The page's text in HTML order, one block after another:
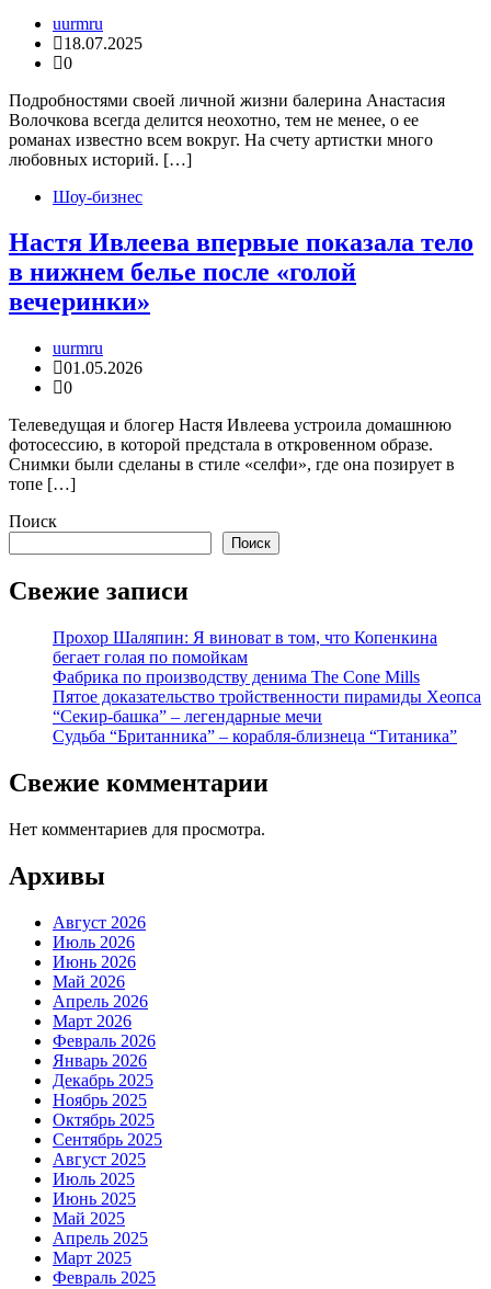
uurmru
18.07.2025
0
Подробностями своей личной жизни балерина Анастасия
Волочкова всегда делится неохотно, тем не менее, о ее
романах известно всем вокруг. На счету артистки много
любовных историй. […]
Шоу-бизнес
Настя Ивлеева впервые показала тело
в нижнем белье после «голой
вечеринки»
uurmru
01.05.2026
0
Телеведущая и блогер Настя Ивлеева устроила домашнюю
фотосессию, в которой предстала в откровенном образе.
Снимки были сделаны в стиле «селфи», где она позирует в
топе […]
Поиск
Поиск
Свежие записи
Прохор Шаляпин: Я виноват в том, что Копенкина
бегает голая по помойкам
Фабрика по производству денима The Cone Mills
Пятое доказательство тройственности пирамиды Хеопса
“Секир-башка” – легендарные мечи
Судьба “Британника” – корабля-близнеца “Титаника”
Свежие комментарии
Нет комментариев для просмотра.
Архивы
Август 2026
Июль 2026
Июнь 2026
Май 2026
Апрель 2026
Март 2026
Февраль 2026
Январь 2026
Декабрь 2025
Ноябрь 2025
Октябрь 2025
Сентябрь 2025
Август 2025
Июль 2025
Июнь 2025
Май 2025
Апрель 2025
Март 2025
Февраль 2025